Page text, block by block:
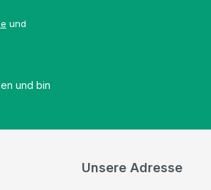
und
und bin
Unsere Adresse